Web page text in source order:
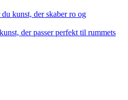
kunst, der skaber ro og
der passer perfekt til rummets